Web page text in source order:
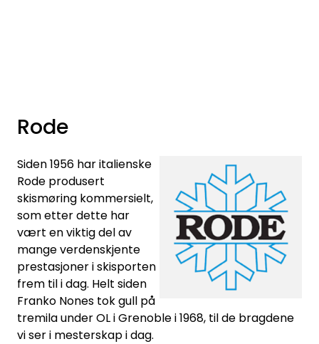
Rode
Siden 1956 har italienske
Rode produsert
skismøring kommersielt,
som etter dette har
vært en viktig del av
mange verdenskjente
prestasjoner i skisporten
frem til i dag. Helt siden
Franko Nones tok gull på
tremila under OL i Grenoble i 1968, til de bragdene
vi ser i mesterskap i dag.
Mediaportalen